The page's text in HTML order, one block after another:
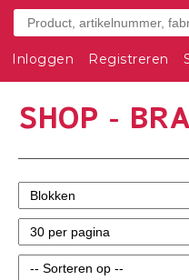
Inloggen Registreren
SHOP -